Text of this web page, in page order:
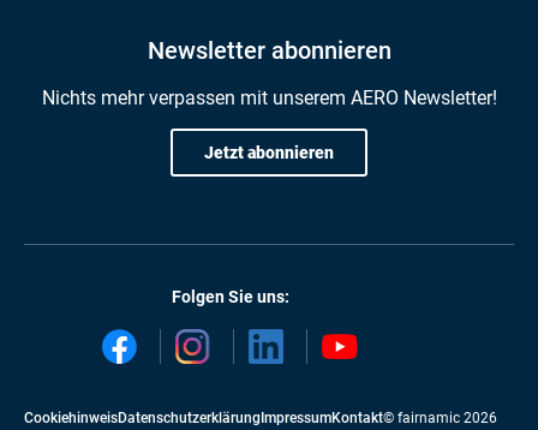
Newsletter abonnieren
Nichts mehr verpassen mit unserem AERO Newsletter!
Jetzt abonnieren
Folgen Sie uns:
CookiehinweisDatenschutzerklärung ImpressumKontakt© fairnamic 2026